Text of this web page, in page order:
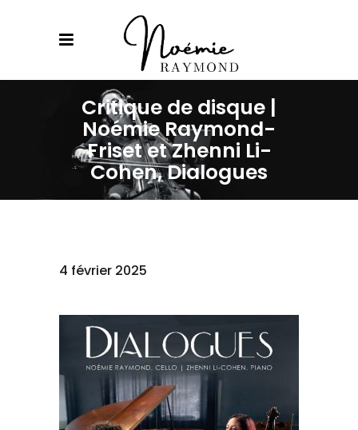
Critique de disque |
Noémie Raymond-
Friset et Zhenni Li-
Cohen, Dialogues
4 février 2025